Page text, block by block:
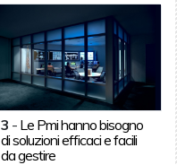
3 - Le Pmi hanno bisogno
di soluzioni efficaci e facili
da gestire